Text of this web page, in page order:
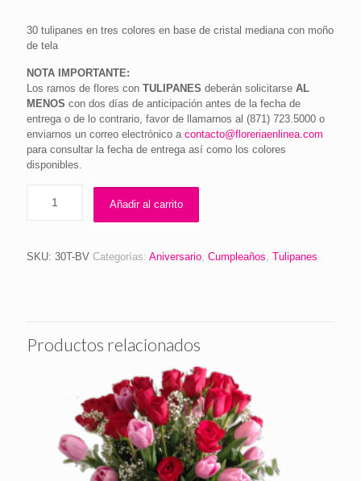
30 tulipanes en tres colores en base de cristal mediana con moño
de tela
NOTA IMPORTANTE:
Los ramos de flores con TULIPANES deberán solicitarse AL
MENOS con dos días de anticipación antes de la fecha de
entrega o de lo contrario, favor de llamarnos al (871) 723.5000 o
enviarnos un correo electrónico a contacto@floreriaenlinea.com
para consultar la fecha de entrega así como los colores
disponibles.
Añadir al carrito
SKU: 30T-BV Categorías: Aniversario, Cumpleaños, Tulipanes
Productos relacionados